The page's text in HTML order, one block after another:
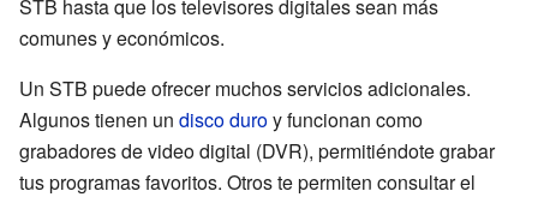
STB hasta que los televisores digitales sean más
comunes y económicos.
Un STB puede ofrecer muchos servicios adicionales.
Algunos tienen un disco duroy funcionan como
grabadores de video digital (DVR), permitiéndote grabar
tus programas favoritos. Otros te permiten consultar el